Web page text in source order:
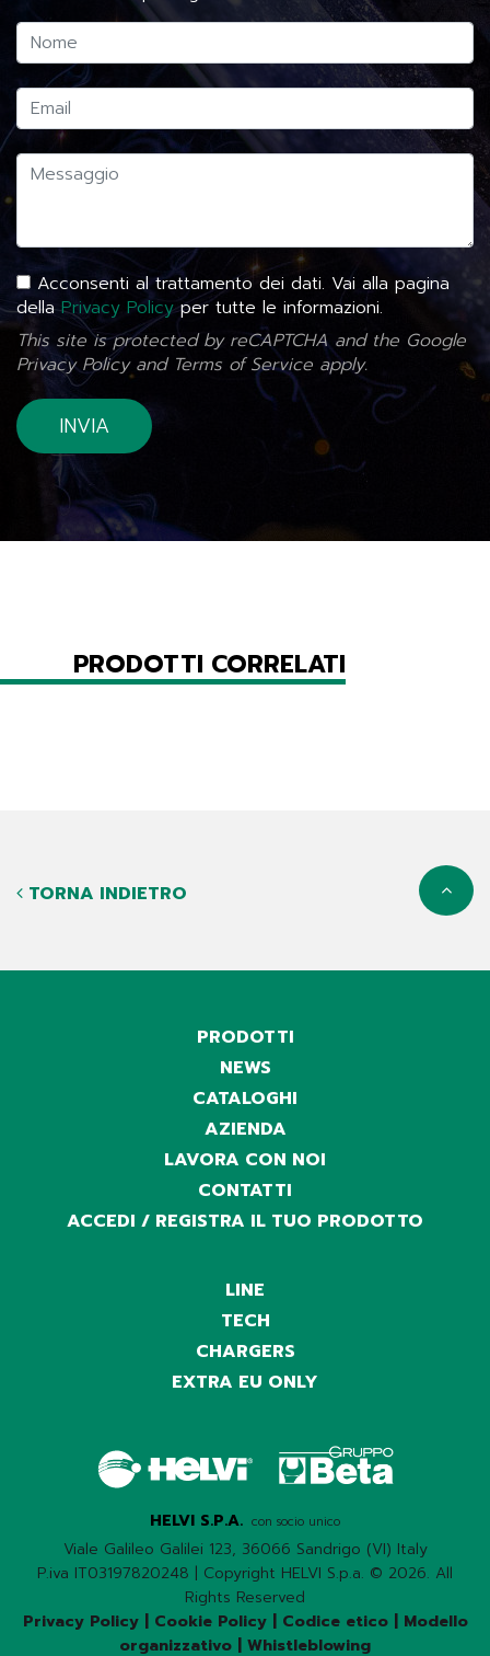
Acconsenti al trattamento dei dati. Vai alla pagina
dellaPrivacy Policyper tutte le informazioni.
This site is protected by reCAPTCHA and the Google
Privacy Policyand Terms of Service apply.
PRODOTTI CORRELATI
TORNA INDIETRO
PRODOTTI
NEWS
CATALOGHI
AZIENDA
LAVORA CON NOI
CONTATTI
ACCEDI / REGISTRA IL TUO PRODOTTO
LINE
TECH
CHARGERS
EXTRA EU ONLY
HELVI S.P.A. con socio unico
Viale Galileo Galilei 123, 36066 Sandrigo (VI) Italy
P.iva IT03197820248 | Copyright HELVI S.p.a. © 2026. All
Rights Reserved
Privacy Policy| Cookie Policy| Codice etico| Modello
organizzativo | Whistleblowing